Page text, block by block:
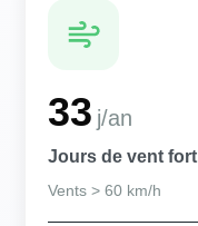
33 j/an
Jours de vent fort
Vents > 60 km/h